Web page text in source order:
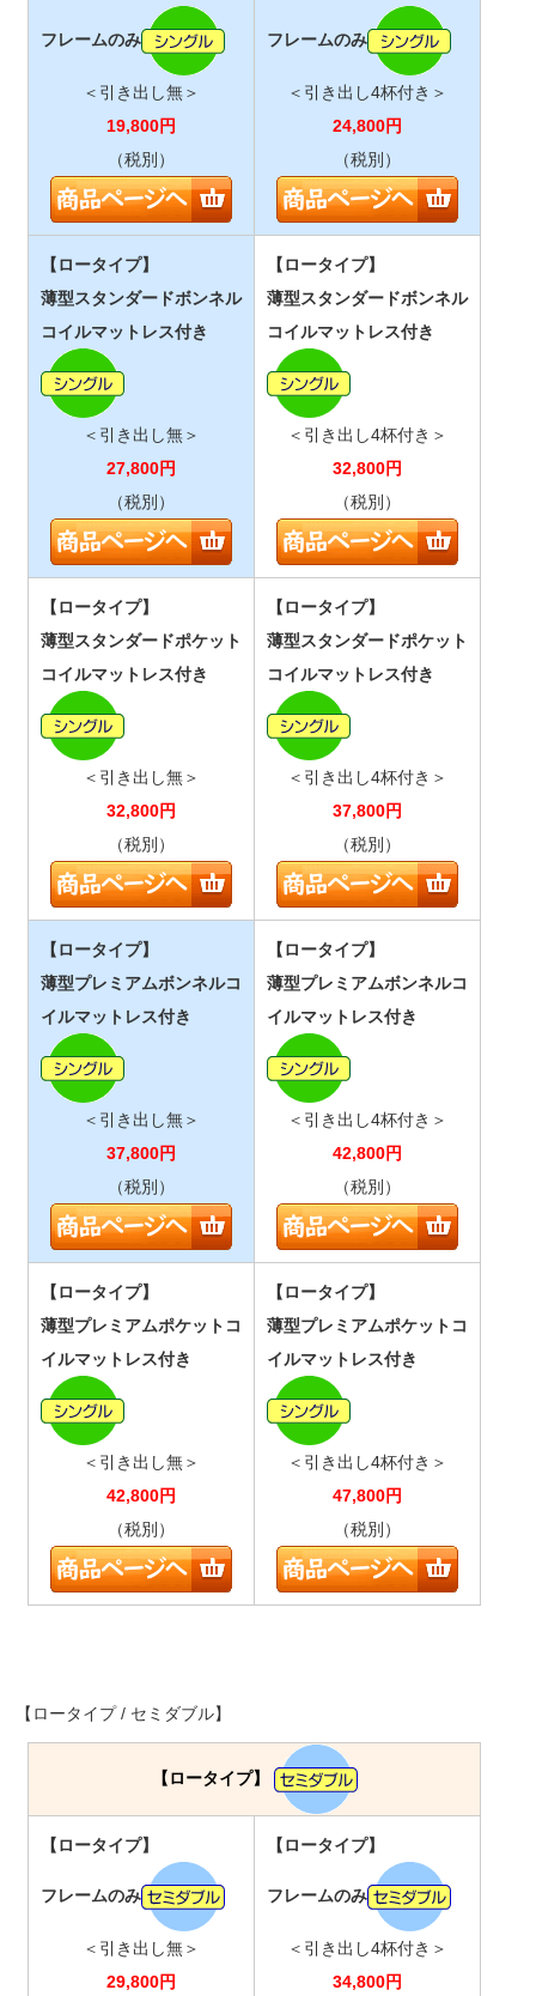
フレームのみ
＜引き出し無＞
19,800円
（税別）
フレームのみ
＜引き出し4杯付き＞
24,800円
（税別）
【ロータイプ】
薄型スタンダードボンネル
コイルマットレス付き
＜引き出し無＞
27,800円
（税別）
【ロータイプ】
薄型スタンダードボンネル
コイルマットレス付き
＜引き出し4杯付き＞
32,800円
（税別）
【ロータイプ】
薄型スタンダードポケット
コイルマットレス付き
＜引き出し無＞
32,800円
（税別）
【ロータイプ】
薄型スタンダードポケット
コイルマットレス付き
＜引き出し4杯付き＞
37,800円
（税別）
【ロータイプ】
薄型プレミアムボンネルコ
イルマットレス付き
＜引き出し無＞
37,800円
（税別）
【ロータイプ】
薄型プレミアムボンネルコ
イルマットレス付き
＜引き出し4杯付き＞
42,800円
（税別）
【ロータイプ】
薄型プレミアムポケットコ
イルマットレス付き
＜引き出し無＞
42,800円
（税別）
【ロータイプ】
薄型プレミアムポケットコ
イルマットレス付き
＜引き出し4杯付き＞
47,800円
（税別）
【ロータイプ / セミダブル】
【ロータイプ】
【ロータイプ】
フレームのみ
＜引き出し無＞
29,800円
【ロータイプ】
フレームのみ
＜引き出し4杯付き＞
34,800円